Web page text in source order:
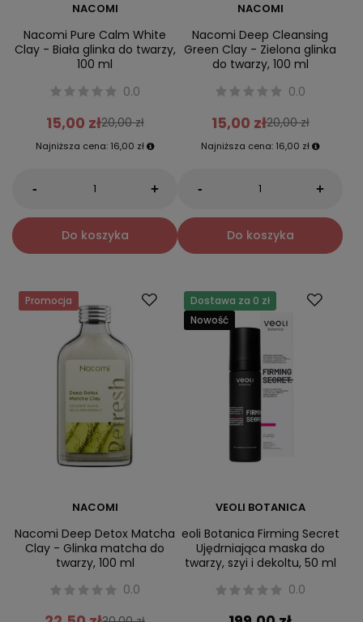
NACOMI
Nacomi Pure Calm White
Clay - Biała glinka do twarzy,
100 ml
0.0
15,00 zł20,00 zł
Najniższa cena: 16,00 zł
- +
Do koszyka
NACOMI
Nacomi Deep Cleansing
Green Clay - Zielona glinka
do twarzy, 100 ml
0.0
15,00 zł20,00 zł
Najniższa cena: 16,00 zł
- +
Do koszyka
Promocja
NACOMI
Nacomi Deep Detox Matcha
Clay - Glinka matcha do
twarzy, 100 ml
0.0
Dostawa za 0 zł
Nowość
VEOLI BOTANICA
eoli Botanica Firming Secret
Ujędrniająca maska do
twarzy, szyi i dekoltu, 50 ml
0.0